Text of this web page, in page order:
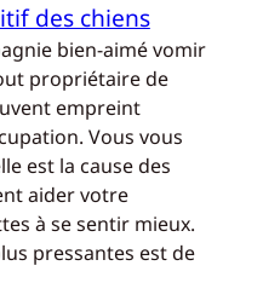
des chiens
bien-aimé vomir
propriétaire de
empreint
Vous vous
est la cause des
aider votre
à se sentir mieux.
pressantes est de